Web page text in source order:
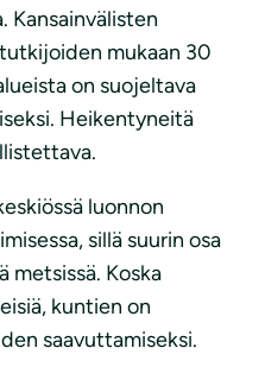
Kansainvälisten
mukaan 30
on suojeltava
Heikentyneitä
luonnon
sillä suurin osa
metsissä. Koska
kuntien on
saavuttamiseksi.